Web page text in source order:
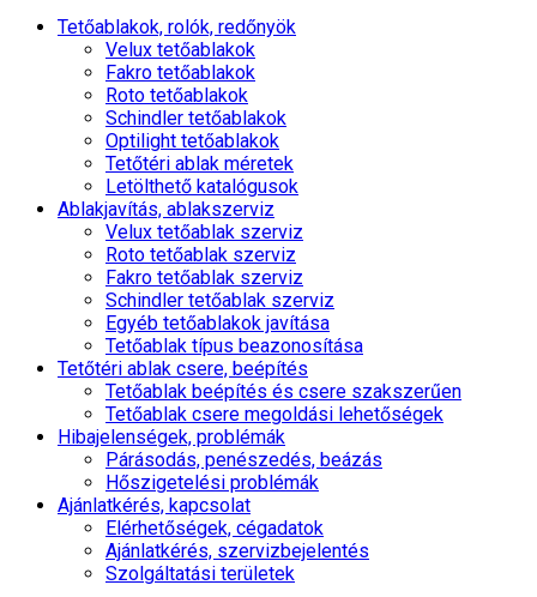
Tetőablakok, rolók, redőnyök
Velux tetőablakok
Fakro tetőablakok
Roto tetőablakok
Schindler tetőablakok
Optilight tetőablakok
Tetőtéri ablak méretek
Letölthető katalógusok
Ablakjavítás, ablakszerviz
Velux tetőablak szerviz
Roto tetőablak szerviz
Fakro tetőablak szerviz
Schindler tetőablak szerviz
Egyéb tetőablakok javítása
Tetőablak típus beazonosítása
Tetőtéri ablak csere, beépítés
Tetőablak beépítés és csere szakszerűen
Tetőablak csere megoldási lehetőségek
Hibajelenségek, problémák
Párásodás, penészedés, beázás
Hőszigetelési problémák
Ajánlatkérés, kapcsolat
Elérhetőségek, cégadatok
Ajánlatkérés, szervizbejelentés
Szolgáltatási területek